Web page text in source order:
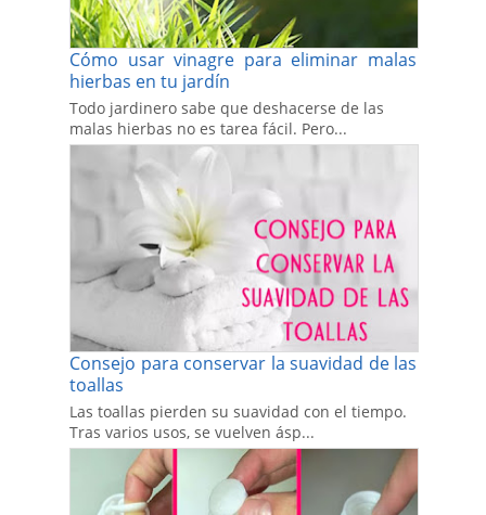
Cómo usar vinagre para eliminar malas
hierbas en tu jardín
Todo jardinero sabe que deshacerse de las
malas hierbas no es tarea fácil. Pero...
Consejo para conservar la suavidad de las
toallas
Las toallas pierden su suavidad con el tiempo.
Tras varios usos, se vuelven ásp...